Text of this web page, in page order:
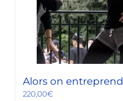
Alors on entreprend
220,00€